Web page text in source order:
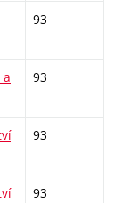
93
93
93
93